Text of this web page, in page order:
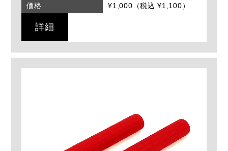
価格
¥1,000（税込 ¥1,100）
詳細